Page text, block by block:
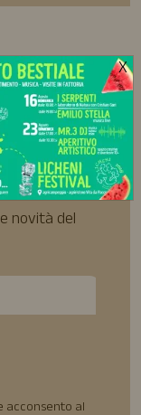
X
novità del
acconsento al